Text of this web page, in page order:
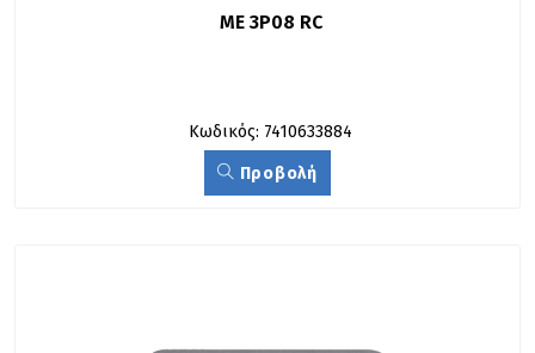
ME 3P08 RC
Κωδικός: 7410633884
Προβολή